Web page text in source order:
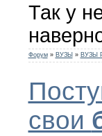
Так у
Форум » ВУЗЫ » ВУЗЫ
свои